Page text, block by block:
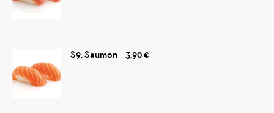
S9. Saumon 3,90 €